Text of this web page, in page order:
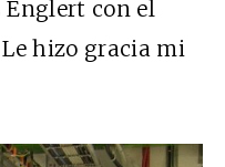
Englert con el
hizo gracia mi